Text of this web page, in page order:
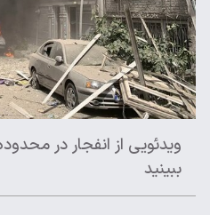
ویدئویی از انفجار در
ببینید